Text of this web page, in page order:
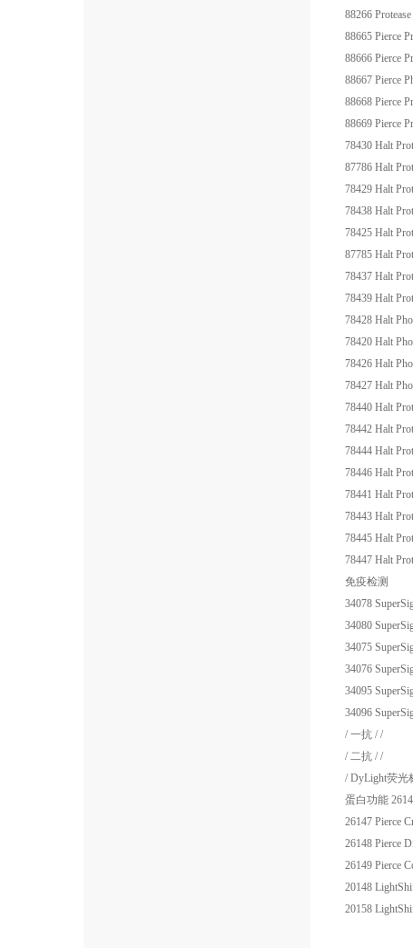
88266
88665 Pierce
88666 Pierce
88667 Pierce
88668 Pierce
88669 Pierce
78430 Halt
87786 Halt
78429 Halt
78438 Halt
78425 Halt
87785 Halt
78437 Halt
78439 Halt
78428 Halt
78420 Halt
78426 Halt
78427 Halt
78440 Halt
78442 Halt
78444 Halt
78446 Halt
78441 Halt
78443 Halt
78445 Halt
78447 Halt
免疫检测
34078
34080
34075
34076
34095
34096
/ 一抗 / /
/ 二抗 / /
/ DyLight荧光
蛋白功能
26147 Pierce
26148 Pierce
26149 Pierce
20148
20158